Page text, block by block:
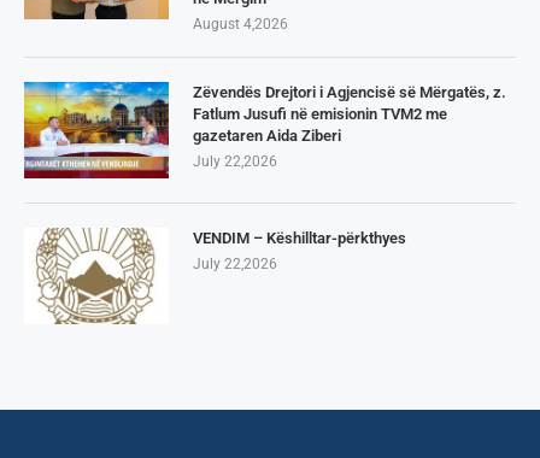
August 4,2026
Zëvendës Drejtori i Agjencisë së Mërgatës, z.
Fatlum Jusufi në emisionin TVM2 me
gazetaren Aida Ziberi
July 22,2026
VENDIM – Këshilltar-përkthyes
July 22,2026